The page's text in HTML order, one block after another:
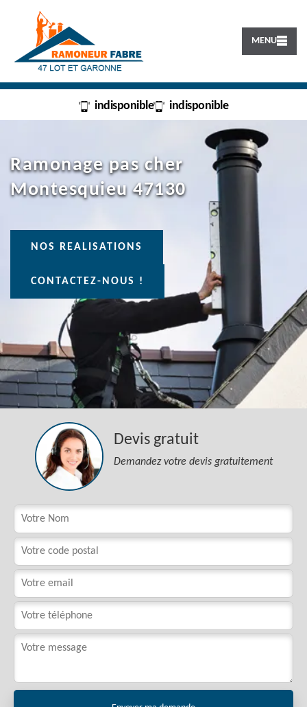
MENU
indisponible indisponible
Ramonage pas cher
Montesquieu 47130
NOS REALISATIONS
CONTACTEZ-NOUS !
Devis gratuit
Demandez votre devis gratuitement